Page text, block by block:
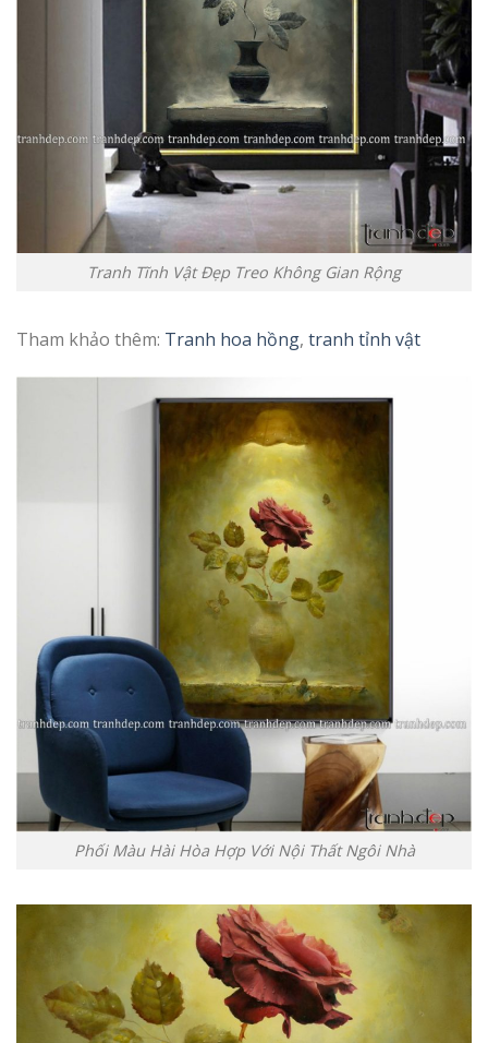
Tranh Tĩnh Vật Đẹp Treo Không Gian Rộng
Tham khảo thêm: Tranh hoa hồng, tranh tỉnh vật
Phối Màu Hài Hòa Hợp Với Nội Thất Ngôi Nhà